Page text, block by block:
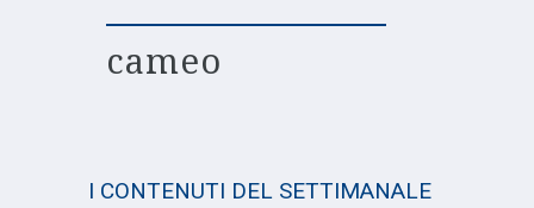
cameo
I CONTENUTI DEL SETTIMANALE